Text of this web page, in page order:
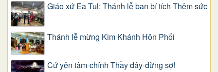
Giáo xứ Ea Tul: Thánh lễ ban bí tích Thêm sức
Thánh lễ mừng Kim Khánh Hôn Phối
Cứ yên tâm-chính Thầy đây-đừng sợ!